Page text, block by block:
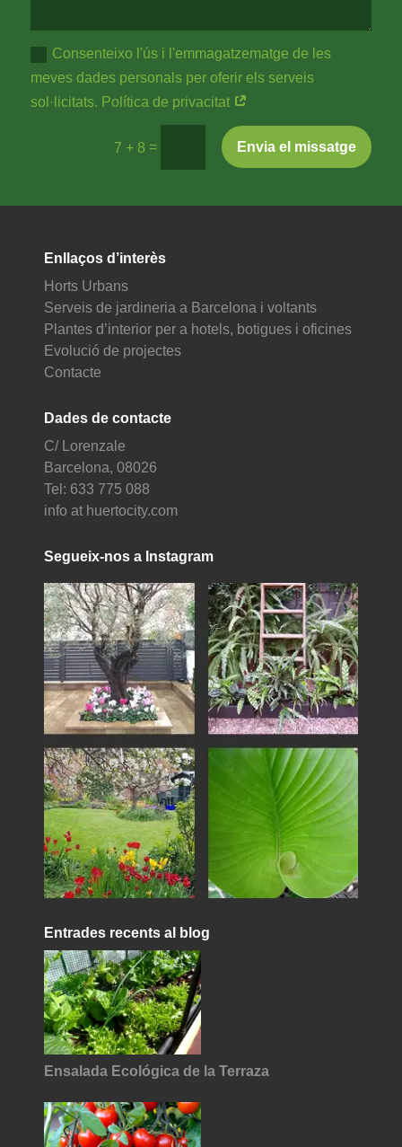
Consenteixo l'ús i l'emmagatzematge de les
meves dades personals per oferir els serveis
sol·licitats. Política de privacitat
7 + 8 = Envia el missatge
Enllaços d’interès
Horts Urbans
Serveis de jardineria a Barcelona i voltants
Plantes d’interior per a hotels, botigues i oficines
Evolució de projectes
Contacte
Dades de contacte
C/ Lorenzale
Barcelona, 08026
Tel: 633 775 088
info at huertocity.com
Segueix-nos a Instagram
Entrades recents al blog
Ensalada Ecológica de la Terraza